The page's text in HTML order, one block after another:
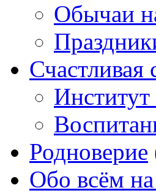
Обычаи
Счастливая
Институт
Родноверие
Обо всём на